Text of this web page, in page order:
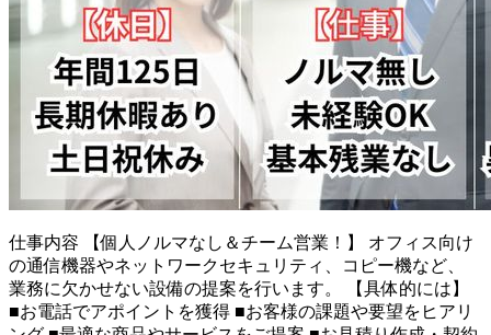
仕事内容
【個人ノルマなし＆チーム営業！】 オフィス向け
の通信機器やネットワークセキュリティ、コピー機など、
業務に欠かせない設備の提案を行います。 【具体的には】
■お電話でアポイントを獲得 ■お客様の課題や要望をヒアリ